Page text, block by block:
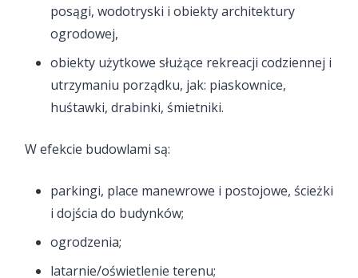
posągi, wodotryski i obiekty architektury
ogrodowej,
obiekty użytkowe służące rekreacji codziennej i
utrzymaniu porządku, jak: piaskownice,
huśtawki, drabinki, śmietniki.
W efekcie budowlami są:
parkingi, place manewrowe i postojowe, ścieżki
i dojścia do budynków;
ogrodzenia;
latarnie/oświetlenie terenu;